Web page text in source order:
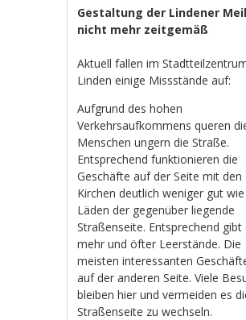
Gestaltung der Lindener
nicht mehr zeitgemäß
Aktuell fallen im
Linden einige Missstände auf:
Aufgrund des hohen
Verkehrsaufkommens queren
Menschen ungern die Straße.
Entsprechend funktionieren die
Geschäfte auf der Seite mit den
Kirchen deutlich weniger gut
Läden der gegenüber liegende
Straßenseite. Entsprechend gibt
mehr und öfter Leerstände. Die
meisten interessanten
auf der anderen Seite. Viele
bleiben hier und vermeiden es
Straßenseite zu wechseln.